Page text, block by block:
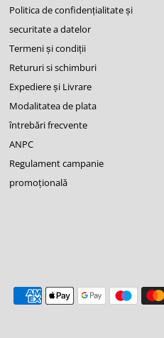
Politica de confidențialitate și
securitate a datelor
Termeni și condiții
Retururi si schimburi
Expediere și Livrare
Modalitatea de plata
întrebări frecvente
ANPC
Regulament campanie
promoţională